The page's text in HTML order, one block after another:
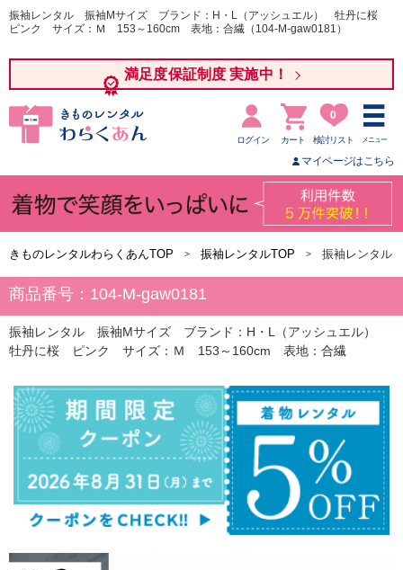
振袖レンタル 振袖Mサイズ ブランド：H・L（アッシュエル） 牡丹に桜
ピンク サイズ：Ｍ 153～160cm 表地：合繊（104-M-gaw0181）
満足度保証制度 実施中！
ログイン カート
0
検討リスト メニュー
マイページはこちら
きものレンタルわらくあんTOP 振袖レンタルTOP 振袖レンタル
商品番号：104-M-gaw0181
振袖レンタル 振袖Mサイズ ブランド：H・L（アッシュエル）
牡丹に桜 ピンク サイズ：Ｍ 153～160cm 表地：合繊